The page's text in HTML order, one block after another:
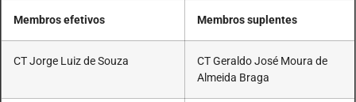
Membros efetivos Membros suplentes
CT Jorge Luiz de Souza
CT Geraldo José Moura de
Almeida Braga